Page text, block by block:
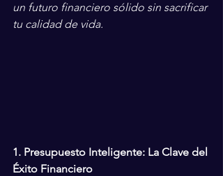
un futuro financiero sólido sin sacrificar
tu calidad de vida.
1. Presupuesto Inteligente: La Clave del
Éxito Financiero